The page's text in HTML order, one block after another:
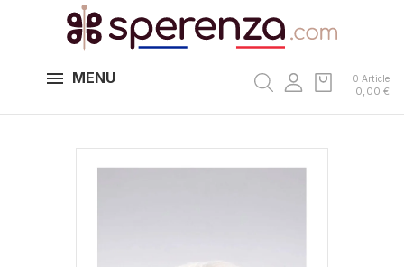
MENU 0 Article
0,00 €